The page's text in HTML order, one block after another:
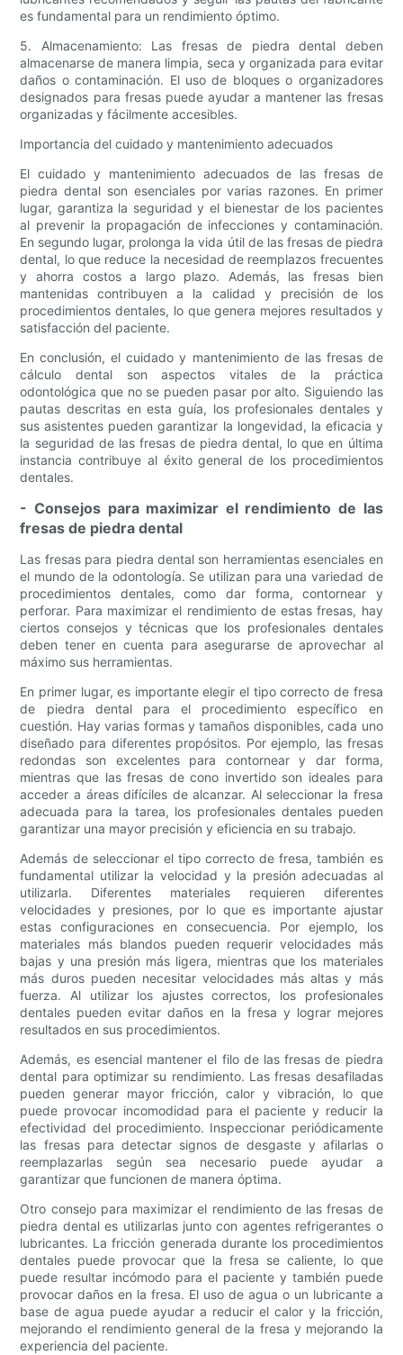
es fundamental para un rendimiento óptimo.
5. Almacenamiento: Las fresas de piedra dental deben
almacenarse de manera limpia, seca y organizada para evitar
daños o contaminación. El uso de bloques o organizadores
designados para fresas puede ayudar a mantener las fresas
organizadas y fácilmente accesibles.
Importancia del cuidado y mantenimiento adecuados
El cuidado y mantenimiento adecuados de las fresas de
piedra dental son esenciales por varias razones. En primer
lugar, garantiza la seguridad y el bienestar de los pacientes
al prevenir la propagación de infecciones y contaminación.
En segundo lugar, prolonga la vida útil de las fresas de piedra
dental, lo que reduce la necesidad de reemplazos frecuentes
y ahorra costos a largo plazo. Además, las fresas bien
mantenidas contribuyen a la calidad y precisión de los
procedimientos dentales, lo que genera mejores resultados y
satisfacción del paciente.
En conclusión, el cuidado y mantenimiento de las fresas de
cálculo dental son aspectos vitales de la práctica
odontológica que no se pueden pasar por alto. Siguiendo las
pautas descritas en esta guía, los profesionales dentales y
sus asistentes pueden garantizar la longevidad, la eficacia y
la seguridad de las fresas de piedra dental, lo que en última
instancia contribuye al éxito general de los procedimientos
dentales.
- Consejos para maximizar el rendimiento de las
fresas de piedra dental
Las fresas para piedra dental son herramientas esenciales en
el mundo de la odontología. Se utilizan para una variedad de
procedimientos dentales, como dar forma, contornear y
perforar. Para maximizar el rendimiento de estas fresas, hay
ciertos consejos y técnicas que los profesionales dentales
deben tener en cuenta para asegurarse de aprovechar al
máximo sus herramientas.
En primer lugar, es importante elegir el tipo correcto de fresa
de piedra dental para el procedimiento específico en
cuestión. Hay varias formas y tamaños disponibles, cada uno
diseñado para diferentes propósitos. Por ejemplo, las fresas
redondas son excelentes para contornear y dar forma,
mientras que las fresas de cono invertido son ideales para
acceder a áreas difíciles de alcanzar. Al seleccionar la fresa
adecuada para la tarea, los profesionales dentales pueden
garantizar una mayor precisión y eficiencia en su trabajo.
Además de seleccionar el tipo correcto de fresa, también es
fundamental utilizar la velocidad y la presión adecuadas al
utilizarla. Diferentes materiales requieren diferentes
velocidades y presiones, por lo que es importante ajustar
estas configuraciones en consecuencia. Por ejemplo, los
materiales más blandos pueden requerir velocidades más
bajas y una presión más ligera, mientras que los materiales
más duros pueden necesitar velocidades más altas y más
fuerza. Al utilizar los ajustes correctos, los profesionales
dentales pueden evitar daños en la fresa y lograr mejores
resultados en sus procedimientos.
Además, es esencial mantener el filo de las fresas de piedra
dental para optimizar su rendimiento. Las fresas desafiladas
pueden generar mayor fricción, calor y vibración, lo que
puede provocar incomodidad para el paciente y reducir la
efectividad del procedimiento. Inspeccionar periódicamente
las fresas para detectar signos de desgaste y afilarlas o
reemplazarlas según sea necesario puede ayudar a
garantizar que funcionen de manera óptima.
Otro consejo para maximizar el rendimiento de las fresas de
piedra dental es utilizarlas junto con agentes refrigerantes o
lubricantes. La fricción generada durante los procedimientos
dentales puede provocar que la fresa se caliente, lo que
puede resultar incómodo para el paciente y también puede
provocar daños en la fresa. El uso de agua o un lubricante a
base de agua puede ayudar a reducir el calor y la fricción,
mejorando el rendimiento general de la fresa y mejorando la
experiencia del paciente.